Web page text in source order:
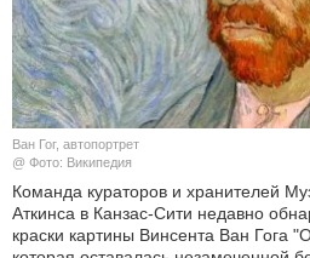
СПОРТ
ШОУ-
ЭГОИЗМ
Ван Гог, автопортрет
@ Фото: Википедия
Команда кураторов и хранителей
Аткинса в Канзас-Сити недавно
краски картины Винсента Ван Гога